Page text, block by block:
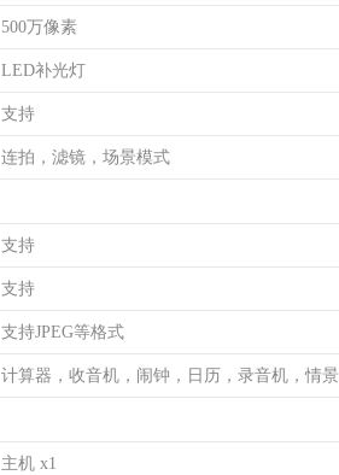
500万像素
LED补光灯
支持
连拍，滤镜，场景模式
支持
支持
支持JPEG等格式
计算器，收音机，闹钟，日历，录音机，情
主机 x1